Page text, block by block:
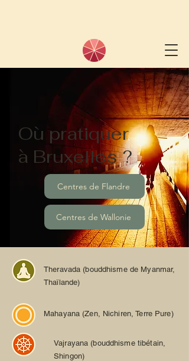
Où pratiquer
à Bruxelles ?
Centres de Flandre
Centres de Wallonie
Theravada (bouddhisme de Myanmar,
Thaïlande)
Mahayana (Zen, Nichiren, Terre Pure)
Vajrayana (bouddhisme tibétain,
Shingon)